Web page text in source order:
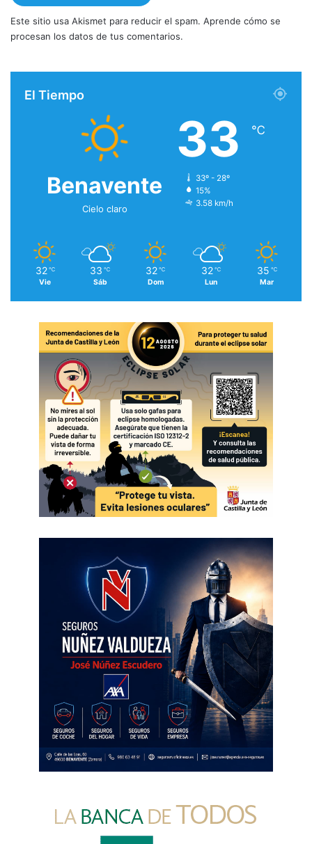
Este sitio usa Akismet para reducir el spam. Aprende cómo se
procesan los datos de tus comentarios.
El Tiempo
Benavente
Cielo claro
33 ℃
33º - 28º
15%
3.58 km/h
32 ℃
Vie
33 ℃
Sáb
32 ℃
Dom
32 ℃
Lun
35 ℃
Mar